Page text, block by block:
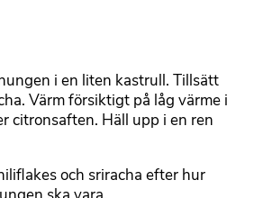
i en liten kastrull. Tillsätt
Värm försiktigt på låg värme i
citronsaften. Häll upp i en ren
och sriracha efter hur